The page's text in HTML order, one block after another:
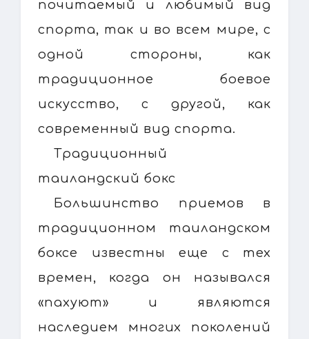
почитаемый и любимый вид
спорта, так и во всем мире, с
одной стороны, как
традиционное боевое
искусство, с другой, как
современный вид спорта.
Традиционный
таиландский бокс
Большинство приемов в
традиционном таиландском
боксе известны еще с тех
времен, когда он назывался
«пахуют» и являются
наследием многих поколений